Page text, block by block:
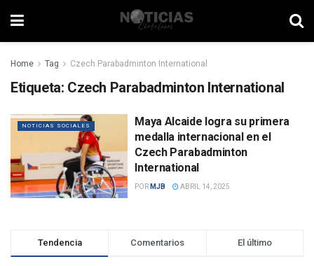
Home Tag Czech Parabadminton International
Etiqueta: Czech Parabadminton International
NOTICIAS SOCIALES
Maya Alcaide logra su primera
medalla internacional en el
Czech Parabadminton
International
POR MJB ABRIL 14, 2025
Tendencia Comentarios El último